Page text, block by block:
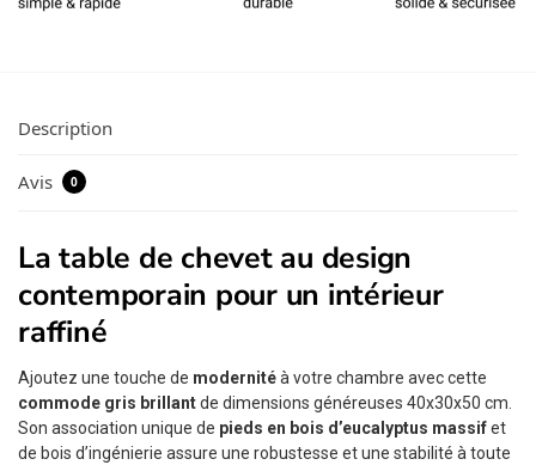
Description
Avis 0
La table de chevet au design
contemporain pour un intérieur
raffiné
Ajoutez une touche de modernitéà votre chambre avec cette
commode gris brillantde dimensions généreuses 40x30x50 cm.
Son association unique de pieds en bois d’eucalyptus massifet
de bois d’ingénierie assure une robustesse et une stabilité à toute